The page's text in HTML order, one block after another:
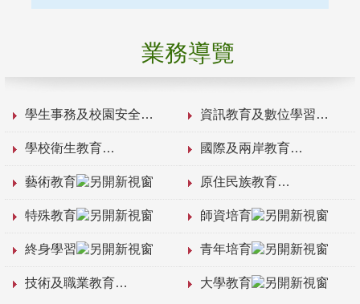
業務導覽
學生事務及校園安全 資訊教育及數位學習
學校衛生教育 國際及兩岸教育
藝術教育 原住民族教育
特殊教育 師資培育
終身學習 青年培育
技術及職業教育 大學教育